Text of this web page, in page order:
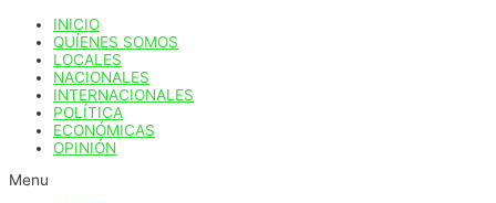
contenido
INICIO
QUÍENES SOMOS
LOCALES
NACIONALES
INTERNACIONALES
POLÍTICA
ECONÓMICAS
OPINIÓN
Menu